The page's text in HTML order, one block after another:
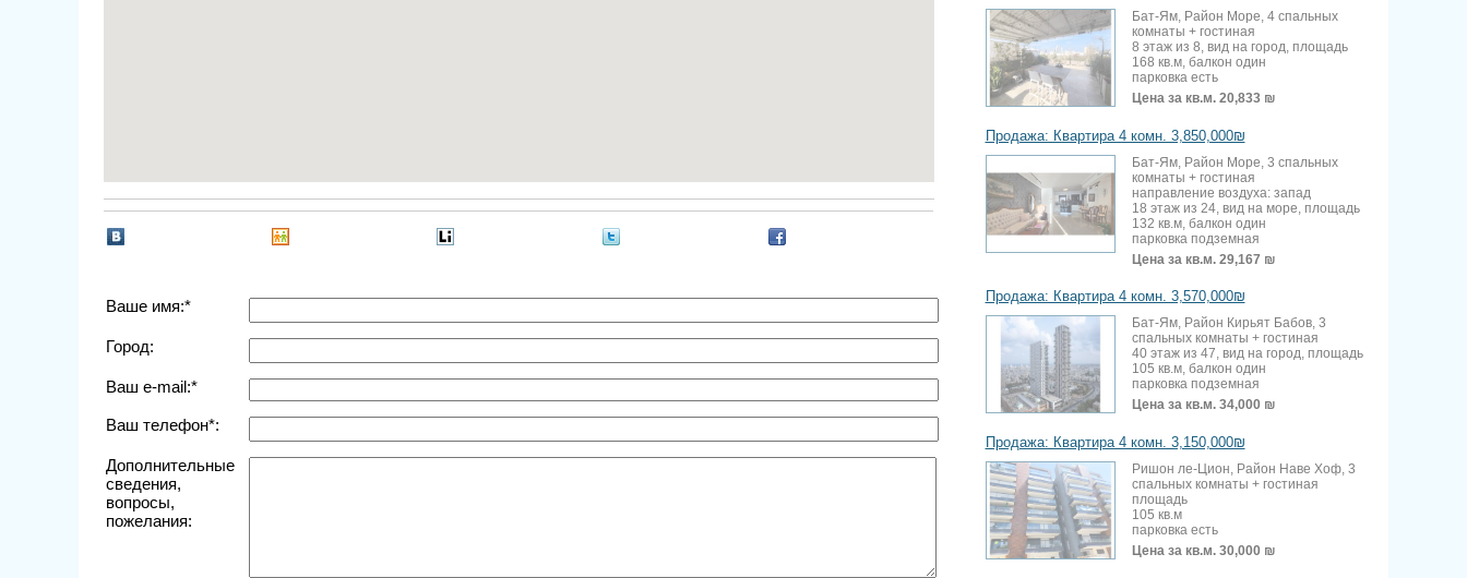
Ваше имя:*
Город:
Ваш e-mail:*
Ваш телефон*:
Дополнительные
сведения,
вопросы,
пожелания:
Бат-Ям, Район Море, 4 спальных
комнаты + гостиная
8 этаж из 8, вид на город, площадь
168 кв.м, балкон один
парковка есть
Цена за кв.м. 20,833 ₪
Продажа: Квартира 4 комн. 3,850,000₪
Бат-Ям, Район Море, 3 спальных
комнаты + гостиная
направление воздуха: запад
18 этаж из 24, вид на море, площадь
132 кв.м, балкон один
парковка подземная
Цена за кв.м. 29,167 ₪
Продажа: Квартира 4 комн. 3,570,000₪
Бат-Ям, Район Кирьят Бабов, 3
спальных комнаты + гостиная
40 этаж из 47, вид на город, площадь
105 кв.м, балкон один
парковка подземная
Цена за кв.м. 34,000 ₪
Продажа: Квартира 4 комн. 3,150,000₪
Ришон ле-Цион, Район Наве Хоф, 3
спальных комнаты + гостиная
площадь
105 кв.м
парковка есть
Цена за кв.м. 30,000 ₪